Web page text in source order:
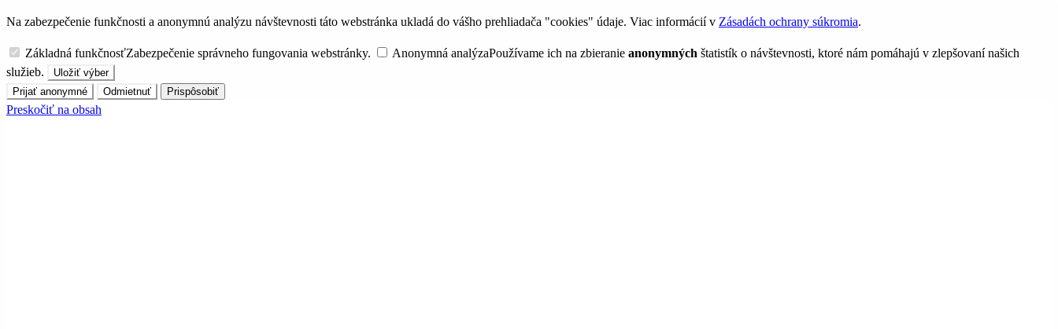
Na zabezpečenie funkčnosti a anonymnú analýzu návštevnosti táto webstránka ukladá do vášho prehliadača "cookies" údaje. Viac informácií v Zásadách ochrany súkromia.
Základná funkčnosťZabezpečenie správneho fungovania webstránky. Anonymná analýzaPoužívame ich na zbieranie anonymných štatistík o návštevnosti, ktoré nám pomáhajú v zlepšovaní našich
služieb.
Uložiť výber
Prijať anonymné
Odmietnuť Prispôsobiť
Preskočiť na obsah